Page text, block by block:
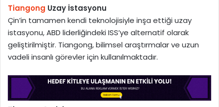
Tiangong Uzay İstasyonu
Çin’in tamamen kendi teknolojisiyle inşa ettiği uzay
istasyonu, ABD liderliğindeki ISS’ye alternatif olarak
geliştirilmiştir. Tiangong, bilimsel araştırmalar ve uzun
vadeli insanlı görevler için kullanılmaktadır.